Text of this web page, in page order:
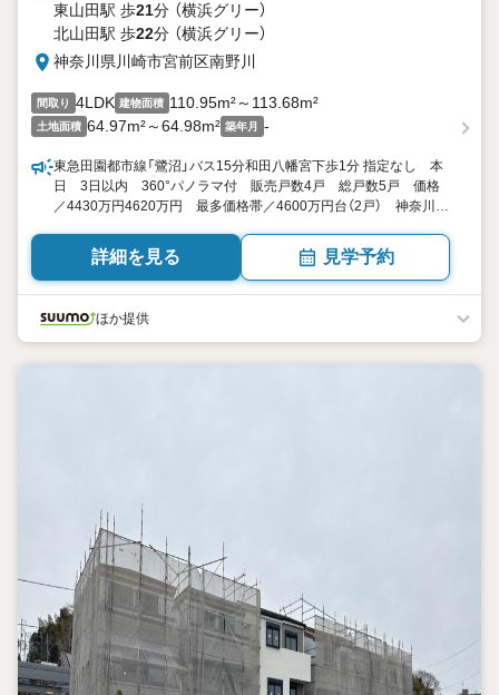
東山田駅 歩21分 （横浜グリー）
北山田駅 歩22分 （横浜グリー）
神奈川県川崎市宮前区南野川
間取り 4LDK 建物面積 110.95m²～113.68m²
土地面積 64.97m²～64.98m² 築年月 -
東急田園都市線「鷺沼」バス15分和田八幡宮下歩1分 指定なし 本
日 3日以内 360°パノラマ付 販売戸数4戸 総戸数5戸 価格
／4430万円4620万円 最多価格帯／4600万円台（2戸） 神奈川県
向き／▼未選択 by SUUMO
詳細を見る 見学予約
ほか提供